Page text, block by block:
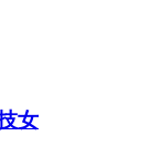
女